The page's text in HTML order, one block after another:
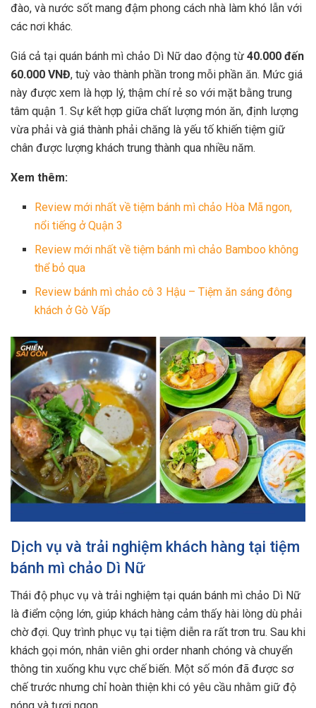
đào, và nước sốt mang đậm phong cách nhà làm khó lẫn với
các nơi khác.
Giá cả tại quán bánh mì chảo Dì Nữ dao động từ 40.000 đến
60.000 VNĐ, tuỳ vào thành phần trong mỗi phần ăn. Mức giá
này được xem là hợp lý, thậm chí rẻ so với mặt bằng trung
tâm quận 1. Sự kết hợp giữa chất lượng món ăn, định lượng
vừa phải và giá thành phải chăng là yếu tố khiến tiệm giữ
chân được lượng khách trung thành qua nhiều năm.
Xem thêm:
Review mới nhất về tiệm bánh mì chảo Hòa Mã ngon,
nổi tiếng ở Quận 3
Review mới nhất về tiệm bánh mì chảo Bamboo không
thể bỏ qua
Review bánh mì chảo cô 3 Hậu – Tiệm ăn sáng đông
khách ở Gò Vấp
Dịch vụ và trải nghiệm khách hàng tại tiệm
bánh mì chảo Dì Nữ
Thái độ phục vụ và trải nghiệm tại quán bánh mì chảo Dì Nữ
là điểm cộng lớn, giúp khách hàng cảm thấy hài lòng dù phải
chờ đợi. Quy trình phục vụ tại tiệm diễn ra rất trơn tru. Sau khi
khách gọi món, nhân viên ghi order nhanh chóng và chuyển
thông tin xuống khu vực chế biến. Một số món đã được sơ
chế trước nhưng chỉ hoàn thiện khi có yêu cầu nhằm giữ độ